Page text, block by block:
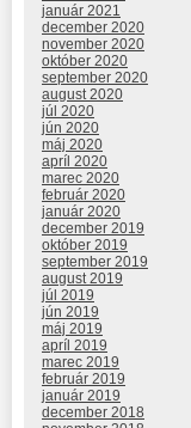
január 2021
december 2020
november 2020
október 2020
september 2020
august 2020
júl 2020
jún 2020
máj 2020
apríl 2020
marec 2020
február 2020
január 2020
december 2019
október 2019
september 2019
august 2019
júl 2019
jún 2019
máj 2019
apríl 2019
marec 2019
február 2019
január 2019
december 2018